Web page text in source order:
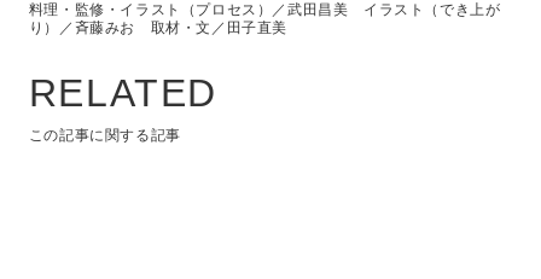
料理・監修・イラスト（プロセス）／武田昌美 イラスト（でき上が
り）／斉藤みお 取材・文／田子直美
RELATED
この記事に関する記事